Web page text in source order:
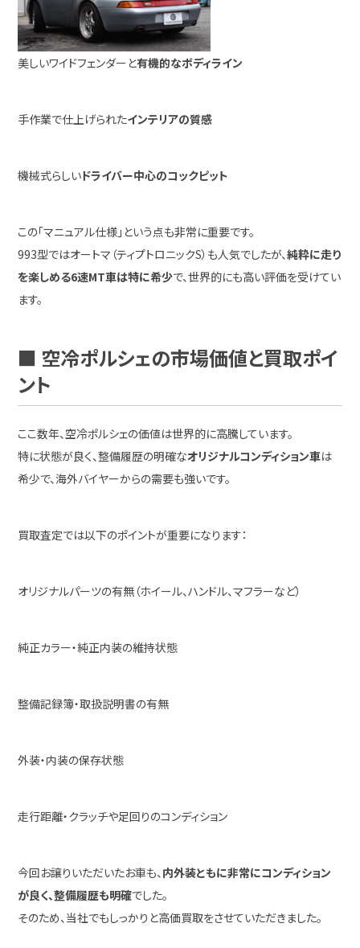
美しいワイドフェンダーと有機的なボディライン
手作業で仕上げられたインテリアの質感
機械式らしいドライバー中心のコックピット
この「マニュアル仕様」という点も非常に重要です。
993型ではオートマ（ティプトロニックS）も人気でしたが、純粋に走り
を楽しめる6速MT車は特に希少で、世界的にも高い評価を受けてい
ます。
■ 空冷ポルシェの市場価値と買取ポイ
ント
ここ数年、空冷ポルシェの価値は世界的に高騰しています。
特に状態が良く、整備履歴の明確なオリジナルコンディション車は
希少で、海外バイヤーからの需要も強いです。
買取査定では以下のポイントが重要になります：
オリジナルパーツの有無（ホイール、ハンドル、マフラーなど）
純正カラー・純正内装の維持状態
整備記録簿・取扱説明書の有無
外装・内装の保存状態
走行距離・クラッチや足回りのコンディション
今回お譲りいただいたお車も、内外装ともに非常にコンディション
が良く、整備履歴も明確でした。
そのため、当社でもしっかりと高価買取をさせていただきました。